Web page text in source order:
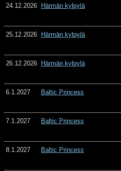
24.12.2026 Härmän kylpylä
25.12.2026 Härmän kylpylä
26.12.2026 Härmän kylpylä
6.1.2027 Baltic Princess
7.1.2027 Baltic Princess
8.1.2027 Baltic Princess